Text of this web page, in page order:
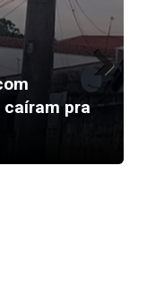
praNext